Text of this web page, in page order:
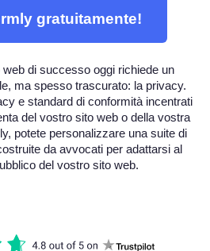
di successo oggi richiede un
ma spesso trascurato: la privacy.
e standard di conformità incentrati
del vostro sito web o della vostra
potete personalizzare una suite di
da avvocati per adattarsi al
del vostro sito web.
gratuitamente!